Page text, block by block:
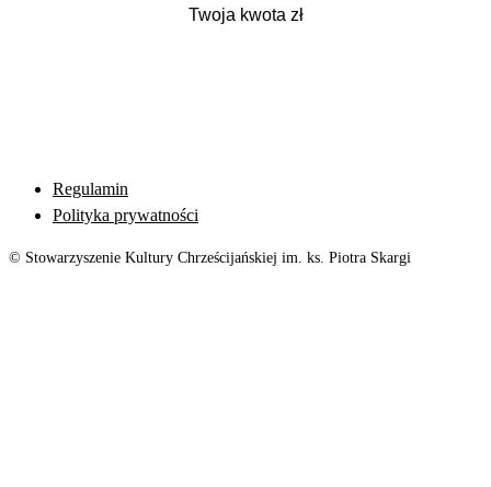
Regulamin
Polityka prywatności
© Stowarzyszenie Kultury Chrześcijańskiej im. ks. Piotra Skargi